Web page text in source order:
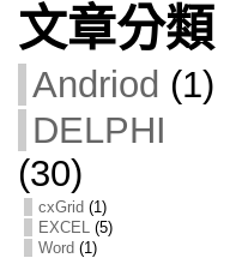
文章分類
Andriod (1)
DELPHI
(30)
cxGrid (1)
EXCEL(5)
Word (1)